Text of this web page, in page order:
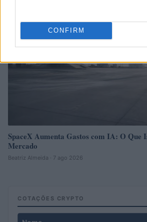
CONFIRM
SpaceX Aumenta Gastos com IA: O Que
Mercado
Beatriz Almeida · 7 ago 2026
COTAÇÕES CRYPTO